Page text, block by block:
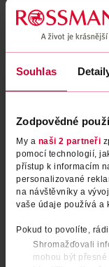
Souhlas
Zodpovědné
My a naši 2 partneři
pomocí technologií,
přístup k informacím
personalizované
na návštěvníky a
vaše údaje používá a
Pokud to povolíte,
Shromažďovali
mohou být
Uvedené ceny jsou včetně DPH
Podobné
Tónovací krycí krém v
odstín 01 světlý